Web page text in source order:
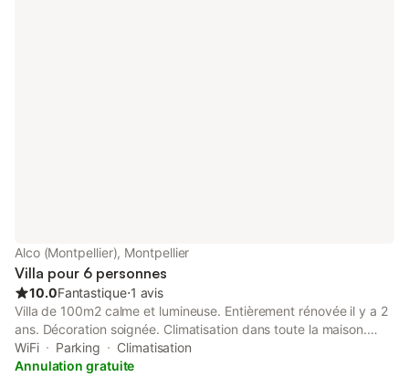
Alco (Montpellier), Montpellier
Villa pour 6 personnes
10.0Fantastique⋅1 avis
Villa de 100m2 calme et lumineuse. Entièrement rénovée il y a 2
ans. Décoration soignée. Climatisation dans toute la maison.
Bien entretenue. Près du centre-ville (15 minutes en tram) et
des plages (20 minutes en voiture). Idéale pour des vacances
WiFi Parking
Climatisation
Annulation gratuite